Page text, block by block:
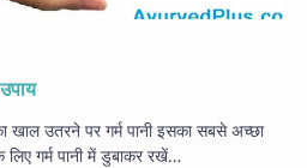
गर्म पानी में डुबाकर रखें…